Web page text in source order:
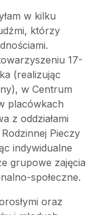
w kilku
którzy
17-
(realizując
w Centrum
placówkach
z oddziałami
Pieczy
indywidualne
grupowe zajęcia
społeczne.
oraz